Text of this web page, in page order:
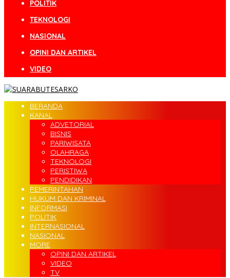
POLITIK
TEKNOLOGI
NASIONAL
OPINI DAN ARTIKEL
VIDEO
BERANDA
KANAL
ADVETORIAL
BISNIS
PARIWISATA
OLAHRAGA
TEKNOLOGI
PERISTIWA
PENDIDIKAN
PEMERINTAHAN
HUKUM DAN KRIMINAL
INFORMASI
POLITIK
INTERNASIONAL
NASIONAL
MORE
OPINI DAN ARTIKEL
VIDEO
TV